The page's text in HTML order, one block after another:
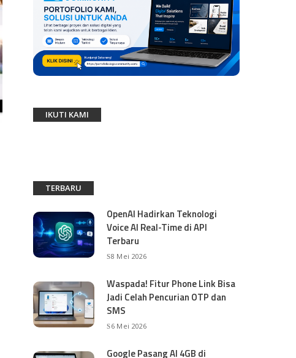
IKUTI KAMI
TERBARU
OpenAI Hadirkan Teknologi
Voice AI Real-Time di API
Terbaru
8 Mei 2026
Waspada! Fitur Phone Link Bisa
Jadi Celah Pencurian OTP dan
SMS
6 Mei 2026
Google Pasang AI 4GB di